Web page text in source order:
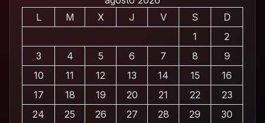
L
M X J V S
D
1
2
3
4 5 6 7 8
9
10
11 12 13 14 15
16
17
18 19 20 21 22
23
24
25 26 27 28 29
30